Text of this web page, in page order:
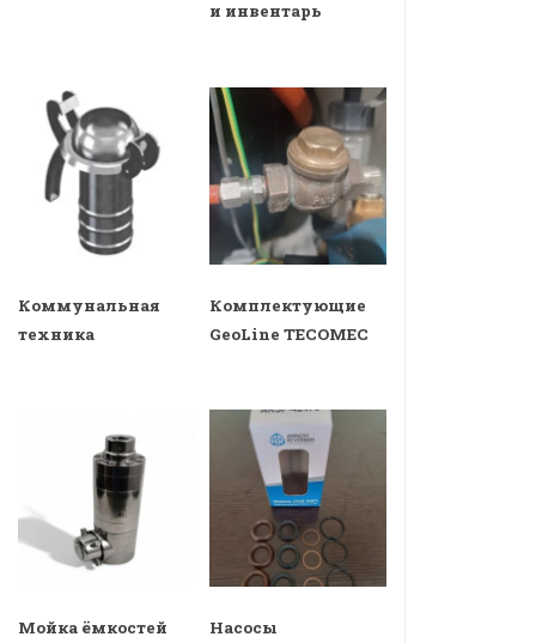
и инвентарь
Коммунальная
техника
Комплектующие
GeoLine TECOMEC
Мойка ёмкостей
Насосы